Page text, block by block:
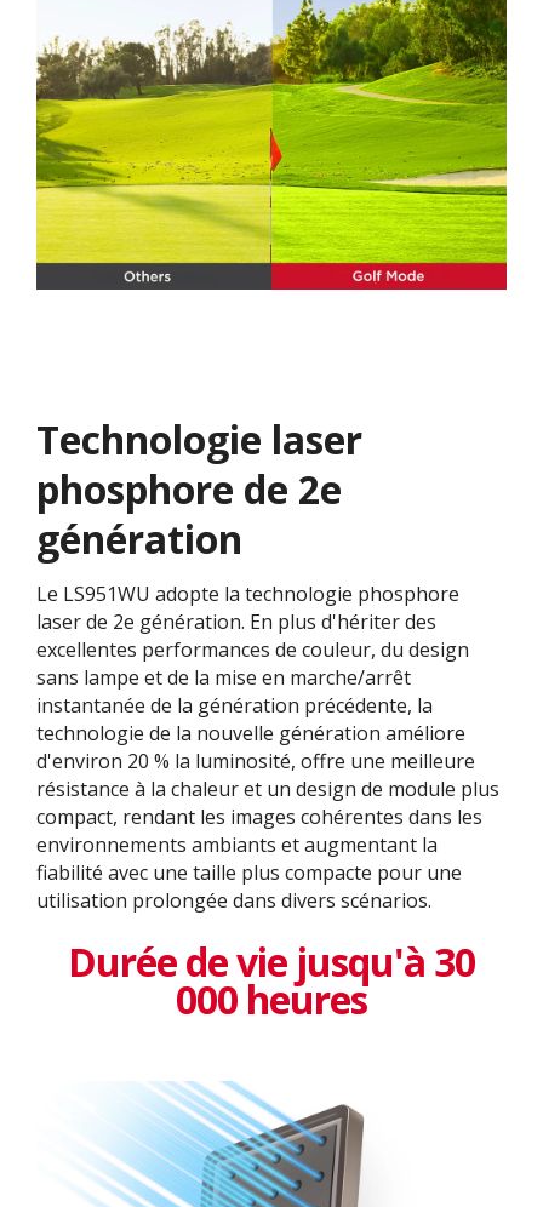
Technologie laser
phosphore de 2e
génération
Le LS951WU adopte la technologie phosphore
laser de 2e génération. En plus d'hériter des
excellentes performances de couleur, du design
sans lampe et de la mise en marche/arrêt
instantanée de la génération précédente, la
technologie de la nouvelle génération améliore
d'environ 20 % la luminosité, offre une meilleure
résistance à la chaleur et un design de module plus
compact, rendant les images cohérentes dans les
environnements ambiants et augmentant la
fiabilité avec une taille plus compacte pour une
utilisation prolongée dans divers scénarios.
Durée de vie jusqu'à 30
000 heures